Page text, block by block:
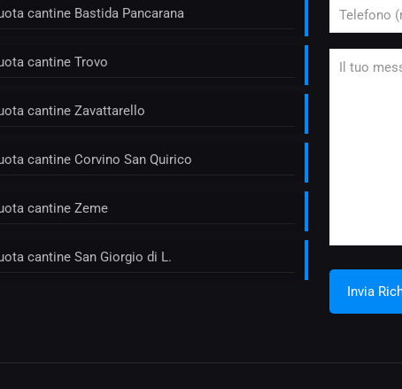
cantine Bastida Pancarana
cantine Trovo
cantine Zavattarello
cantine Corvino San Quirico
cantine Zeme
cantine San Giorgio di L.